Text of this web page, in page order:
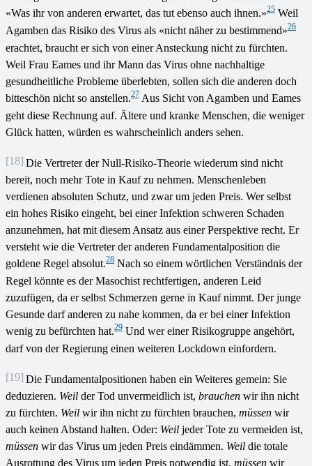
«Was ihr von anderen erwartet, das tut ebenso auch ihnen.»25 Weil
Agamben das Risiko des Virus als «nicht näher zu bestimmend»26
erachtet, braucht er sich von einer Ansteckung nicht zu fürchten.
Weil Frau Eames und ihr Mann das Virus ohne nachhaltige
gesundheitliche Probleme überlebten, sollen sich die anderen doch
bitteschön nicht so anstellen.27 Aus Sicht von Agamben und Eames
geht diese Rechnung auf. Ältere und kranke Menschen, die weniger
Glück hatten, würden es wahrscheinlich anders sehen.
[18] Die Vertreter der Null-Risiko-Theorie wiederum sind nicht
bereit, noch mehr Tote in Kauf zu nehmen. Menschenleben
verdienen absoluten Schutz, und zwar um jeden Preis. Wer selbst
ein hohes Risiko eingeht, bei einer Infektion schweren Schaden
anzunehmen, hat mit diesem Ansatz aus einer Perspektive recht. Er
versteht wie die Vertreter der anderen Fundamentalposition die
goldene Regel absolut.28 Nach so einem wörtlichen Verständnis der
Regel könnte es der Masochist rechtfertigen, anderen Leid
zuzufügen, da er selbst Schmerzen gerne in Kauf nimmt. Der junge
Gesunde darf anderen zu nahe kommen, da er bei einer Infektion
wenig zu befürchten hat.29 Und wer einer Risikogruppe angehört,
darf von der Regierung einen weiteren Lockdown einfordern.
[19] Die Fundamentalpositionen haben ein Weiteres gemein: Sie
deduzieren. Weil der Tod unvermeidlich ist, brauchen wir ihn nicht
zu fürchten. Weil wir ihn nicht zu fürchten brauchen, müssen wir
auch keinen Abstand halten. Oder: Weil jeder Tote zu vermeiden ist,
müssen wir das Virus um jeden Preis eindämmen. Weil die totale
Ausrottung des Virus um jeden Preis notwendig ist, müssen wir